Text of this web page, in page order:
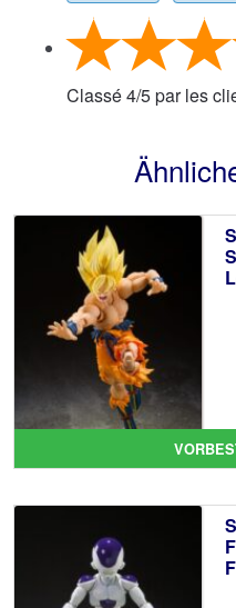
Classé4/5par les